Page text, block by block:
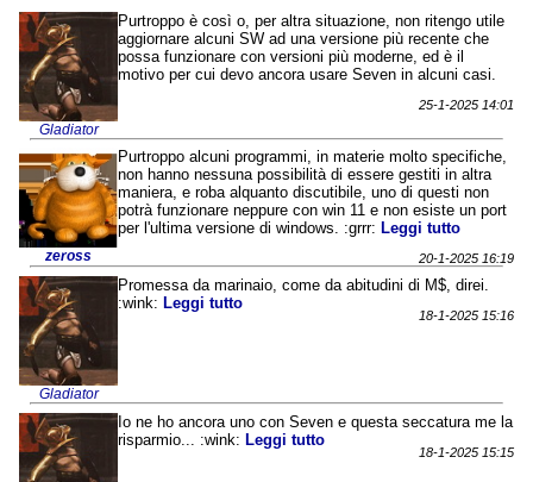
Gladiator
Purtroppo è così o, per altra situazione, non ritengo utile
aggiornare alcuni SW ad una versione più recente che
possa funzionare con versioni più moderne, ed è il
motivo per cui devo ancora usare Seven in alcuni casi.
25-1-2025 14:01
zeross
Purtroppo alcuni programmi, in materie molto specifiche,
non hanno nessuna possibilità di essere gestiti in altra
maniera, e roba alquanto discutibile, uno di questi non
potrà funzionare neppure con win 11 e non esiste un port
per l'ultima versione di windows. :grrr: Leggi tutto
20-1-2025 16:19
Gladiator
Promessa da marinaio, come da abitudini di M$, direi.
:wink: Leggi tutto
18-1-2025 15:16
Io ne ho ancora uno con Seven e questa seccatura me la
risparmio... :wink: Leggi tutto
18-1-2025 15:15